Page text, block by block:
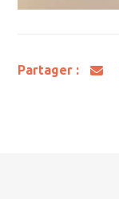
Partager :